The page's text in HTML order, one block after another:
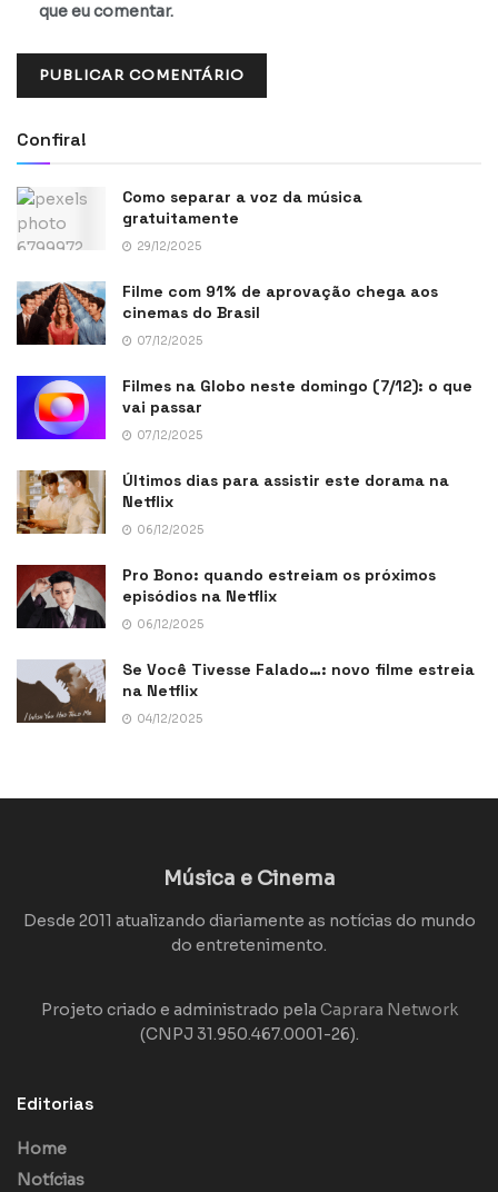
que eu comentar.
Confira!
Como separar a voz da música
gratuitamente
29/12/2025
Filme com 91% de aprovação chega aos
cinemas do Brasil
07/12/2025
Filmes na Globo neste domingo (7/12): o que
vai passar
07/12/2025
Últimos dias para assistir este dorama na
Netflix
06/12/2025
Pro Bono: quando estreiam os próximos
episódios na Netflix
06/12/2025
Se Você Tivesse Falado…: novo filme estreia
na Netflix
04/12/2025
Música e Cinema
Desde 2011 atualizando diariamente as notícias do mundo
do entretenimento.
Projeto criado e administrado pela Caprara Network
(CNPJ 31.950.467.0001-26).
Editorias
Home
Notícias